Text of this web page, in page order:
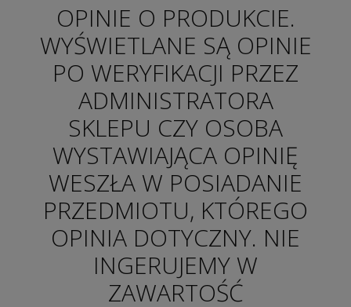
OPINIE O PRODUKCIE.
WYŚWIETLANE SĄ OPINIE
PO WERYFIKACJI PRZEZ
ADMINISTRATORA
SKLEPU CZY OSOBA
WYSTAWIAJĄCA OPINIĘ
WESZŁA W POSIADANIE
PRZEDMIOTU, KTÓREGO
OPINIA DOTYCZNY. NIE
INGERUJEMY W
ZAWARTOŚĆ